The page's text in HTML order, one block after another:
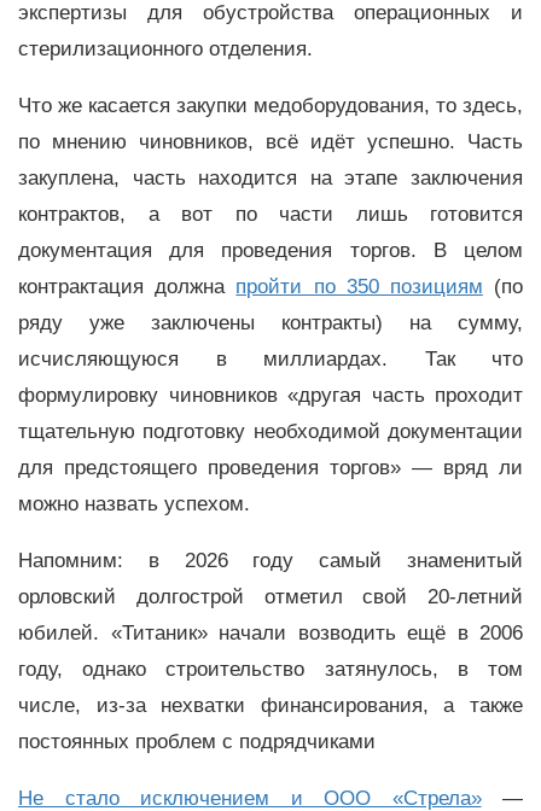
экспертизы для обустройства операционных и
стерилизационного отделения.
Что же касается закупки медоборудования, то здесь,
по мнению чиновников, всё идёт успешно. Часть
закуплена, часть находится на этапе заключения
контрактов, а вот по части лишь готовится
документация для проведения торгов. В целом
контрактация должна пройти по 350 позициям (по
ряду уже заключены контракты) на сумму,
исчисляющуюся в миллиардах. Так что
формулировку чиновников «другая часть проходит
тщательную подготовку необходимой документации
для предстоящего проведения торгов» — вряд ли
можно назвать успехом.
Напомним: в 2026 году самый знаменитый
орловский долгострой отметил свой 20-летний
юбилей. «Титаник» начали возводить ещё в 2006
году, однако строительство затянулось, в том
числе, из-за нехватки финансирования, а также
постоянных проблем с подрядчиками
Не стало исключением и ООО «Стрела»—